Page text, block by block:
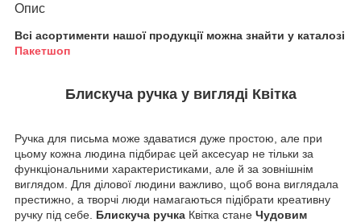
Опис
Всі асортименти нашої продукції можна знайти у каталозі
Пакетшоп
Блискуча ручка у вигляді Квітка
Ручка для письма може здаватися дуже простою, але при
цьому кожна людина підбирає цей аксесуар не тільки за
функціональними характеристиками, але й за зовнішнім
виглядом. Для ділової людини важливо, щоб вона виглядала
престижно, а творчі люди намагаються підібрати креативну
ручку під себе. Блискуча ручка Квітка стане Чудовим